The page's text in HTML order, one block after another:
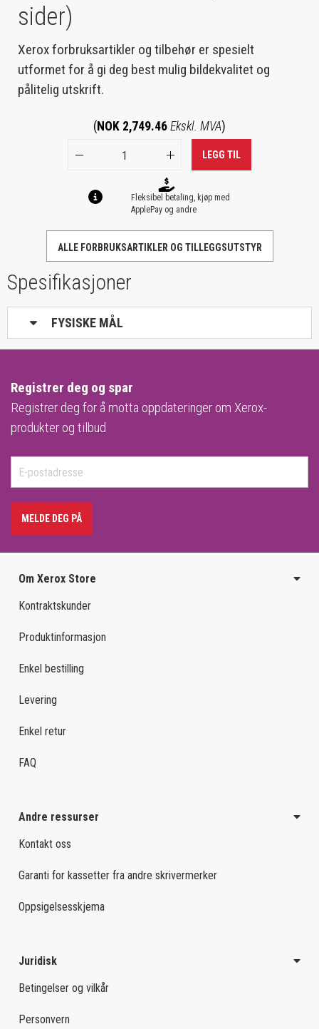
sider)
Xerox forbruksartikler og tilbehør er spesielt
utformet for å gi deg best mulig bildekvalitet og
pålitelig utskrift.
( NOK 2,749.46 Ekskl. MVA)
LEGG TIL
Fleksibel betaling, kjøp med
ApplePay og andre
ALLE FORBRUKSARTIKLER OG TILLEGGSUTSTYR
Spesifikasjoner
FYSISKE MÅL
Registrer deg og spar
Registrer deg for å motta oppdateringer om Xerox-
produkter og tilbud
MELDE DEG PÅ
Om Xerox Store
Kontraktskunder
Produktinformasjon
Enkel bestilling
Levering
Enkel retur
FAQ
Andre ressurser
Kontakt oss
Garanti for kassetter fra andre skrivermerker
Oppsigelsesskjema
Juridisk
Betingelser og vilkår
Personvern